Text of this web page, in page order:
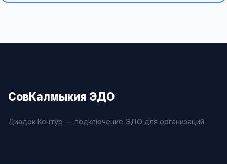
СовКалмыкия ЭДО
Диадок Контур — подключение ЭДО для организаций